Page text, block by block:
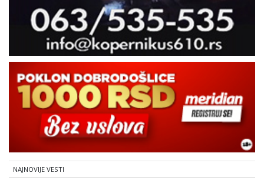
NAJNOVIJE VESTI